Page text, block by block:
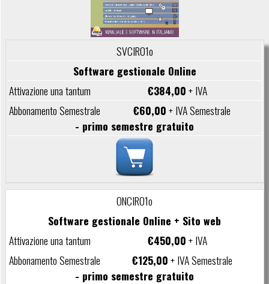
SVCIR01o
Software gestionale Online
€384,00+ IVA
€60,00+ IVA Semestrale
- primo semestre gratuito
ONCIR01o
Software gestionale Online + Sito web
€450,00+ IVA
€125,00+ IVA Semestrale
- primo semestre gratuito